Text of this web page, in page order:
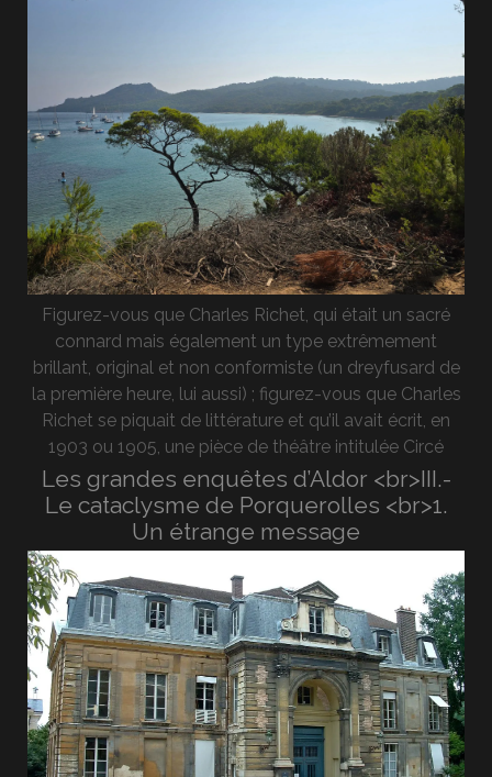
Figurez-vous que Charles Richet, qui était un sacré
connard mais également un type extrêmement
brillant, original et non conformiste (un dreyfusard de
la première heure, lui aussi) ; figurez-vous que Charles
Richet se piquait de littérature et qu’il avait écrit, en
1903 ou 1905, une pièce de théâtre intitulée Circé
Les grandes enquêtes d’Aldor <br>III.-
Le cataclysme de Porquerolles <br>1.
Un étrange message